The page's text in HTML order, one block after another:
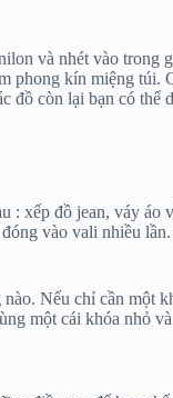
và nhét vào trong
phong kín miệng
còn lại bạn có
: xếp đồ jean, váy
vào vali nhiều
Nếu chỉ cần một
một cái khóa nhỏ